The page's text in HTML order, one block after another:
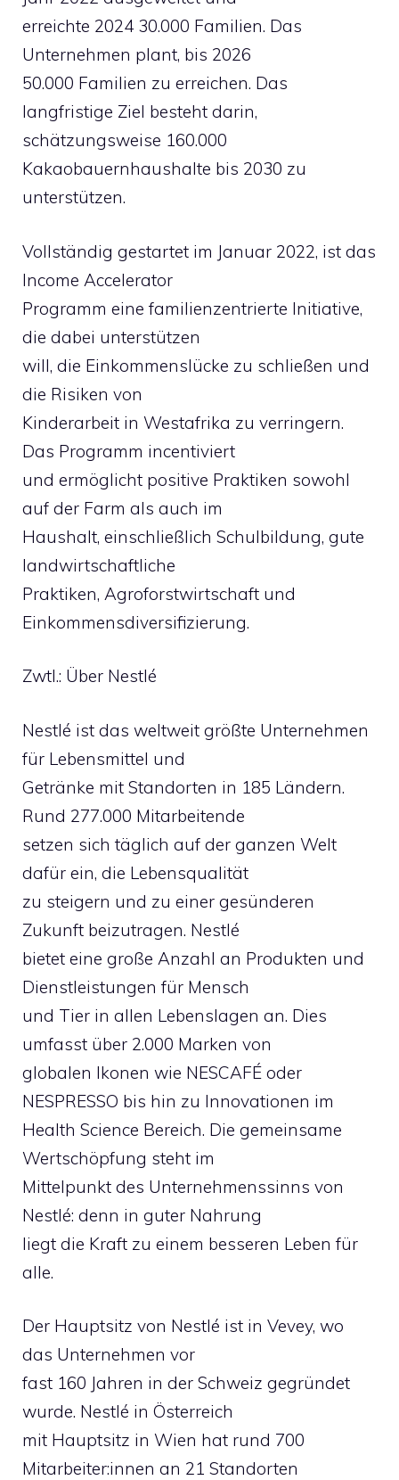
erreichte 2024 30.000 Familien. Das
Unternehmen plant, bis 2026
50.000 Familien zu erreichen. Das
langfristige Ziel besteht darin,
schätzungsweise 160.000
Kakaobauernhaushalte bis 2030 zu
unterstützen.
Vollständig gestartet im Januar 2022, ist das
Income Accelerator
Programm eine familienzentrierte Initiative,
die dabei unterstützen
will, die Einkommenslücke zu schließen und
die Risiken von
Kinderarbeit in Westafrika zu verringern.
Das Programm incentiviert
und ermöglicht positive Praktiken sowohl
auf der Farm als auch im
Haushalt, einschließlich Schulbildung, gute
landwirtschaftliche
Praktiken, Agroforstwirtschaft und
Einkommensdiversifizierung.
Zwtl.: Über Nestlé
Nestlé ist das weltweit größte Unternehmen
für Lebensmittel und
Getränke mit Standorten in 185 Ländern.
Rund 277.000 Mitarbeitende
setzen sich täglich auf der ganzen Welt
dafür ein, die Lebensqualität
zu steigern und zu einer gesünderen
Zukunft beizutragen. Nestlé
bietet eine große Anzahl an Produkten und
Dienstleistungen für Mensch
und Tier in allen Lebenslagen an. Dies
umfasst über 2.000 Marken von
globalen Ikonen wie NESCAFÉ oder
NESPRESSO bis hin zu Innovationen im
Health Science Bereich. Die gemeinsame
Wertschöpfung steht im
Mittelpunkt des Unternehmenssinns von
Nestlé: denn in guter Nahrung
liegt die Kraft zu einem besseren Leben für
alle.
Der Hauptsitz von Nestlé ist in Vevey, wo
das Unternehmen vor
fast 160 Jahren in der Schweiz gegründet
wurde. Nestlé in Österreich
mit Hauptsitz in Wien hat rund 700
Mitarbeiter:innen an 21 Standorten